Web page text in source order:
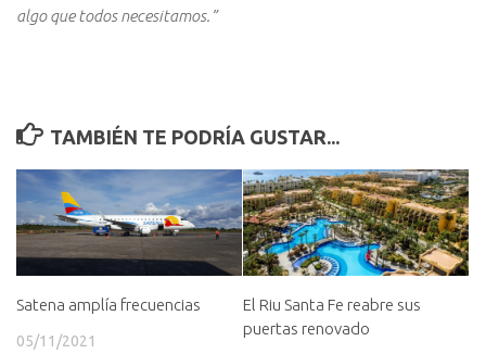
algo que todos necesitamos.”
TAMBIÉN TE PODRÍA GUSTAR...
Satena amplía frecuencias
05/11/2021
El Riu Santa Fe reabre sus
puertas renovado